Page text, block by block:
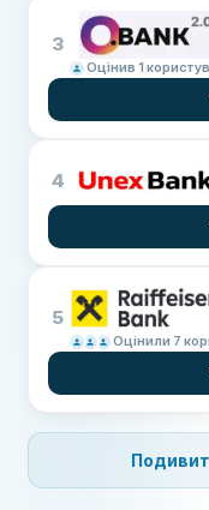
3
Оцінив 1
4
5
Оцінили 7